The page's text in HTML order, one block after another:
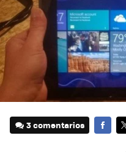
3 comentarios